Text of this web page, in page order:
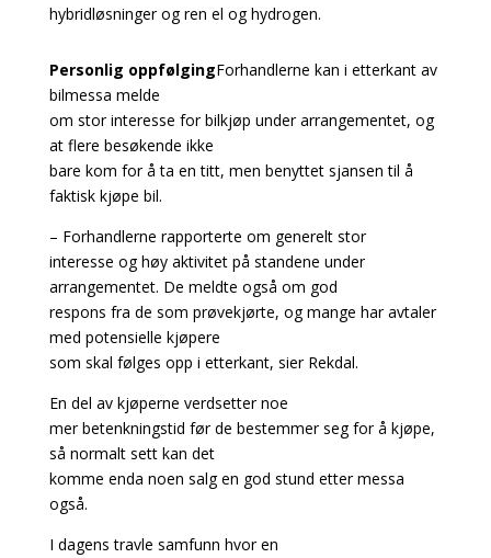
hybridløsninger og ren el og hydrogen.
Personlig oppfølgingForhandlerne kan i etterkant av
bilmessa melde
om stor interesse for bilkjøp under arrangementet, og
at flere besøkende ikke
bare kom for å ta en titt, men benyttet sjansen til å
faktisk kjøpe bil.
– Forhandlerne rapporterte om generelt stor
interesse og høy aktivitet på standene under
arrangementet. De meldte også om god
respons fra de som prøvekjørte, og mange har avtaler
med potensielle kjøpere
som skal følges opp i etterkant, sier Rekdal.
En del av kjøperne verdsetter noe
mer betenkningstid før de bestemmer seg for å kjøpe,
så normalt sett kan det
komme enda noen salg en god stund etter messa
også.
I dagens travle samfunn hvor en